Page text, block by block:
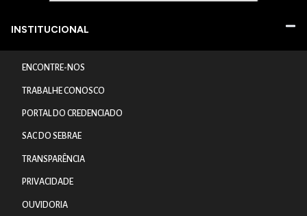
INSTITUCIONAL
ENCONTRE-NOS
TRABALHE CONOSCO
PORTAL DO CREDENCIADO
SAC DO SEBRAE
TRANSPARÊNCIA
PRIVACIDADE
OUVIDORIA